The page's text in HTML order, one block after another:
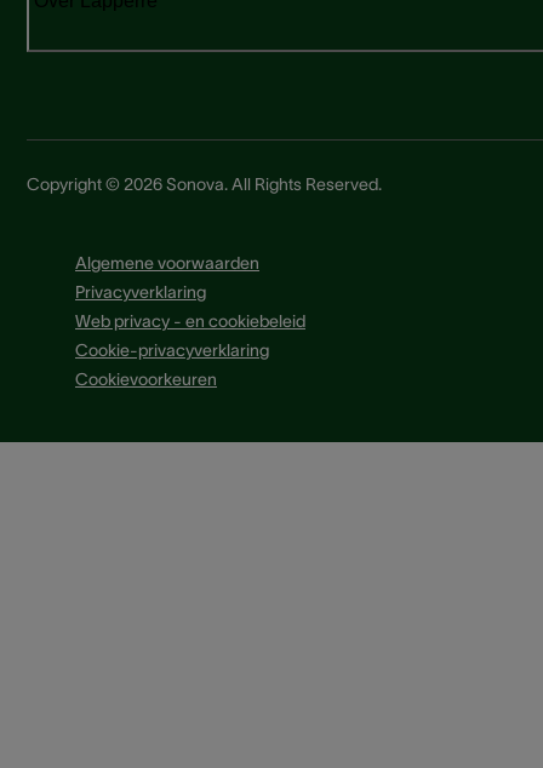
Copyright © 2026 Sonova. All Rights Reserved.
Algemene voorwaarden
Privacyverklaring
Web privacy - en cookiebeleid
Cookie-privacyverklaring
Cookievoorkeuren